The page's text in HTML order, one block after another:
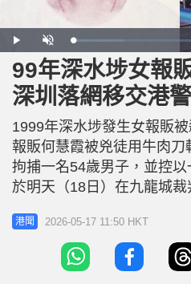
P
l
y
U
n
m
u
t
e
L
o
d
e
:
2
8
7
4
%
99年深水埗女報
深圳落網移交港
1999年深水埗發生女報販
報販何慧霞被兇徒用牛肉
拘捕一名54歲男子，並控
於明天（18日）在九龍城
龍總區刑事部警司賈錦琳
案件，指警方在廣東省公
下，於昨日（16日）早上
男子，他涉嫌與一宗發生
港聞 2026-05-17 11:50 HKT